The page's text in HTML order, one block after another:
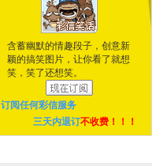
含蓄幽默的情趣段子，创意新
颖的搞笑图片，让你看了就想
笑，笑了还想笑。
订阅任何彩信服务
三天内退订不收费！！！